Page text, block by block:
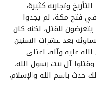
وتجاربه كثيرة،
فتح مكة، لم يجدوا
للقتل، لكنه كان
بعد عشرات السنين
عليه وآله، اعتلى
آل بيت رسول الله،
حدث باسم الله والإسلام،